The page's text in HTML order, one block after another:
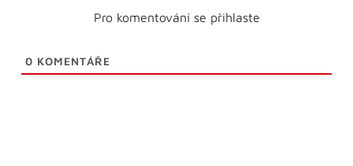
Pro komentování se přihlaste
0 KOMENTÁŘE